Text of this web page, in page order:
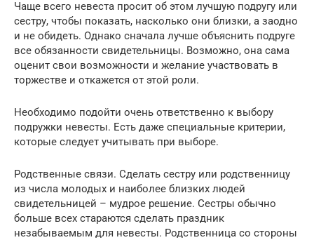
Чаще всего невеста просит об этом лучшую подругу или
сестру, чтобы показать, насколько они близки, а заодно
и не обидеть. Однако сначала лучше объяснить подруге
все обязанности свидетельницы. Возможно, она сама
оценит свои возможности и желание участвовать в
торжестве и откажется от этой роли.
Необходимо подойти очень ответственно к выбору
подружки невесты. Есть даже специальные критерии,
которые следует учитывать при выборе.
Родственные связи. Сделать сестру или родственницу
из числа молодых и наиболее близких людей
свидетельницей – мудрое решение. Сестры обычно
больше всех стараются сделать праздник
незабываемым для невесты. Родственница со стороны